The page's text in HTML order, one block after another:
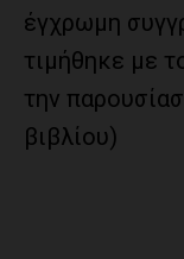
έγχρωμη
τιμήθηκε με
την
βιβλίου)